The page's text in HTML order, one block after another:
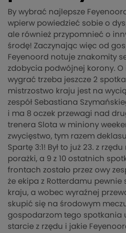
By wybrać najlepsze
wpierw powiedzieć sobie o
ale również przypomnieć o
środę! Zaczynając więc od
Feyenoord notuje znakomity
zdobycia podwójnej korony. O
wygrać trzeba jeszcze 2
mistrzostwo kraju jest na
zespół Sebastiana
i ma 8 oczek przewagi nad
trenera Slota w miniony
zwycięstwo, tym razem
Spartę 3:1! Był to już 23. z
porażki, a 9 z 10 ostatnich
frontach zostało przez owy
że ekipa z Rotterdamu pewnie
kraju, a wobec wyraźnej
skupić się na środowym
gospodarzom tego spotkania
starcie z rzędu i jakie